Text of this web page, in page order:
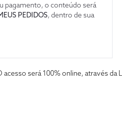
pagamento, o conteúdo será
PEDIDOS, dentro de sua
será 100% online, através da